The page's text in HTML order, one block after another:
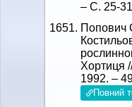
– C. 25-
Попович
Хортиця
1992. –
Повний